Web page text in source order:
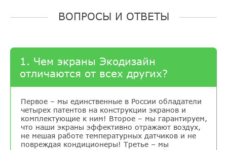
ВОПРОСЫ И ОТВЕТЫ
1. Чем экраны Экодизайн
отличаются от всех других?
Первое – мы единственные в России обладатели
четырех патентов на конструкции экранов и
комплектующие к ним! Второе – мы гарантируем,
что наши экраны эффективно отражают воздух,
не мешая работе температурных датчиков и не
повреждая кондиционеры! Третье – мы